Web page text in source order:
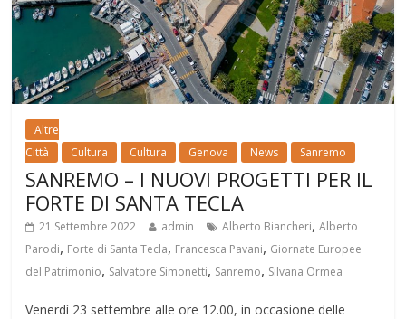
Altre
Città
Cultura Cultura Genova News Sanremo
SANREMO – I NUOVI PROGETTI PER IL
FORTE DI SANTA TECLA
21 Settembre 2022 admin Alberto Biancheri,Alberto
Parodi, Forte di Santa Tecla, Francesca Pavani, Giornate Europee
del Patrimonio, Salvatore Simonetti, Sanremo, Silvana Ormea
Venerdì 23 settembre alle ore 12.00, in occasione delle